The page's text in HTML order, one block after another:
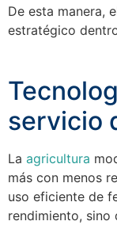
De esta manera,
estratégico
servicio
La agricultura
más con menos
uso eficiente de
rendimiento, sino